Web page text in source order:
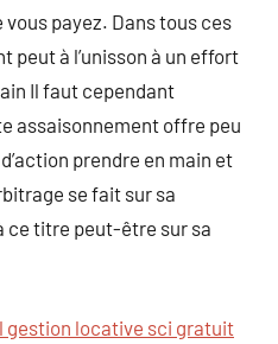
payez. Dans tous ces
peut à l’unisson à un effort
Il faut cependant
assaisonnement offre peu
prendre en main et
se fait sur sa
titre peut-être sur sa
gestion locative sci gratuit